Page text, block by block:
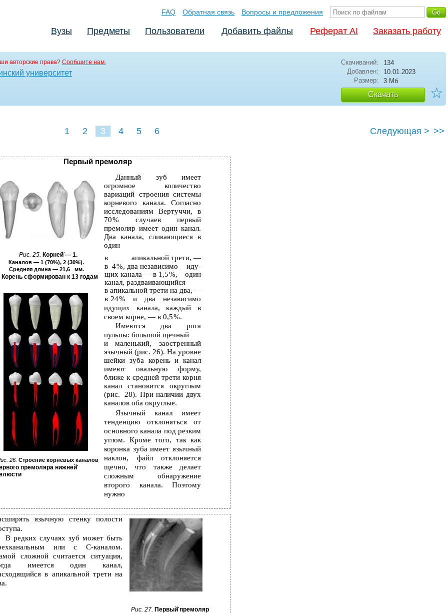
FAQ Обратная связь Вопросы и предложения
Вузы Предметы Пользователи Добавить файлы Реферат AI Заказать работу
авторские права? Сообщите нам.
университет
Скачиваний:
134
Добавлен:
10.01.2023
Размер:
3 Мб
Скачать ☆
1 2 3 4 5 6 Следующая > >>
Первый премоляр
Рис. 25. Корней̆ — 1.
Каналов — 1 (70%), 2 (30%).
Средняя длина — 21,6 мм.
Корень сформирован к 13 годам
26. Строение корневых каналов
премоляра нижней̆
Данный зуб имеет
огромное количество
вариаций строения системы
корневого канала. Согласно
исследованиям Вертуччи, в
70 % случаев первый
премоляр имеет один канал.
Два канала, сливающиеся в
один
в
апикальной трети, —
в 4 %, два независимо
иду-
щих канала — в 1,5 %,
один
канал, раздваивающийся
в апикальной трети на два, —
в 24 % и два независимо
идущих канала, каждый в
своем корне, — в 0,5 %.
Имеются два рога
пульпы: большой щечный
и
маленький, заостренный
язычный (рис. 26). На уровне
шейки зуба корень и канал
имеют овальную форму,
ближе к средней трети корня
канал становится округлым
(рис. 28). При наличии двух
каналов оба округлые.
Язычный канал имеет
тенденцию отклоняться от
основного канала под резким
углом. Кроме того, так как
коронка зуба имеет язычный
наклон, файл отклоняется
щечно, что также делает
сложным обнаружение
второго канала. Поэтому
нужно
язычную стенку полости
В редких случаях зуб может быть
или с С-каналом.
сложной считается ситуация,
имеется один канал,
в апикальной трети на
Рис. 27. Первый̆ премоляр